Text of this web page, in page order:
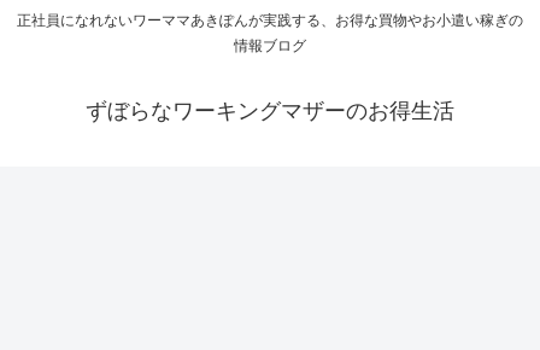
正社員になれないワーママあきぽんが実践する、お得な買物やお小遣い稼ぎの
情報ブログ
ずぼらなワーキングマザーのお得生活